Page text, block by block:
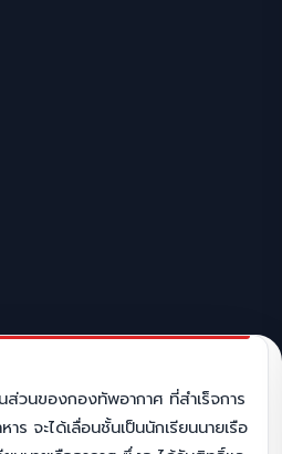
ส่วนของกองทัพอากาศ ที่สำเร็จการ
ร จะได้เลื่อนชั้นเป็นนักเรียนนายเรือ